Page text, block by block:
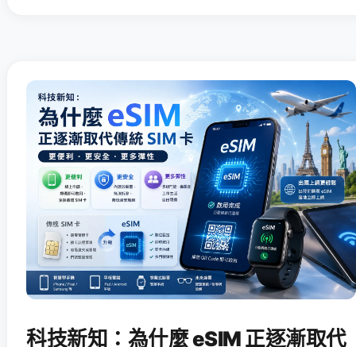
科技新知：為什麼 eSIM 正逐漸取代